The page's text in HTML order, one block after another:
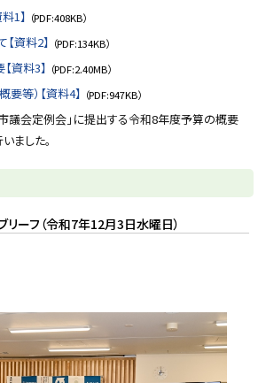
1】 （PDF:408KB）
資料2】 （PDF:134KB）
資料3】 （PDF:2.40MB）
要等）【資料4】 （PDF:947KB）
議会定例会」に提出する令和8年度予算の概要
ました。
ーフ（令和7年12月3日水曜日）